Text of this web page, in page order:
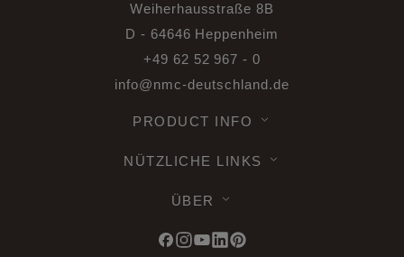
Weiherhausstraße 8B
D - 64646 Heppenheim
+49 62 52 967 - 0
info@nmc-deutschland.de
PRODUCT INFO
NÜTZLICHE LINKS
ÜBER